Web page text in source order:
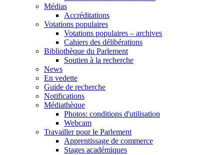
Médias
Accréditations
Votations populaires
Votations populaires – archives
Cahiers des délibérations
Bibliothèque du Parlement
Soutien à la recherche
News
En vedette
Guide de recherche
Notifications
Médiathèque
Photos: conditions d'utilisation
Webcam
Travailler pour le Parlement
Apprentissage de commerce
Stages académiques